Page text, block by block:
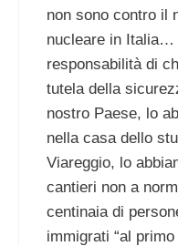
non sono contro il
nucleare in Italia…
responsabilità di
tutela della
nostro Paese, lo
nella casa dello
Viareggio, lo
cantieri non a
centinaia di
immigrati “al